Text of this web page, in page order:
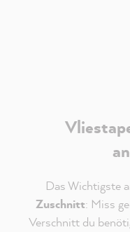
Das Wichtigste
Zuschnitt: Miss
Verschnitt du